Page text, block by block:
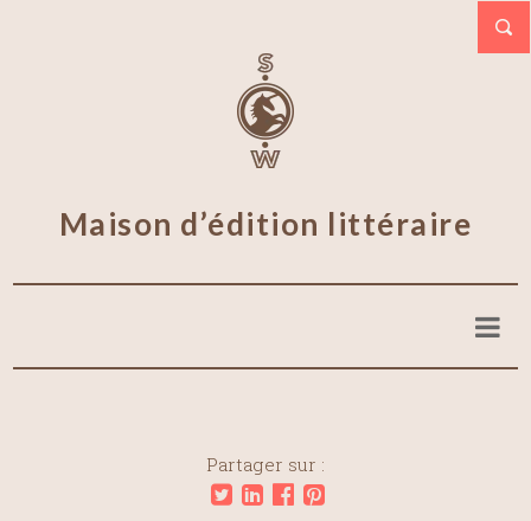
Maison d’édition littéraire
Partager sur :